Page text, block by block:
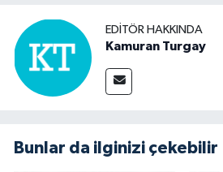
EDITÖR HAKKINDA
Kamuran Turgay
Bunlar da ilginizi çekebilir